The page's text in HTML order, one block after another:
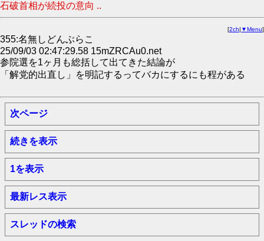
石破首相が続投の意向 ..
[2ch| ▼Menu]
355:名無しどんぶらこ
25/09/03 02:47:29.58 15mZRCAu0.net
参院選を1ヶ月も総括して出てきた結論が
「解党的出直し」を明記するってバカにするにも程がある
次ページ
続きを表示
1を表示
最新レス表示
スレッドの検索